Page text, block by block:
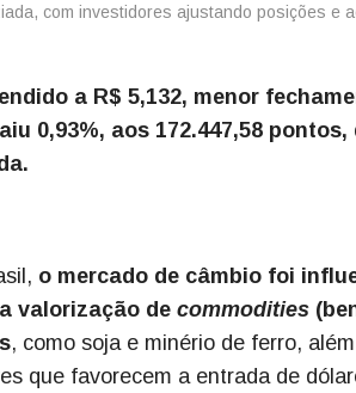
com investidores ajustando posições e
a R$ 5,132, menor
0,93%, aos 172.447,58
o mercado de câmbio foi
valorização de commodities
, como soja e minério de ferro,
que favorecem a entrada de